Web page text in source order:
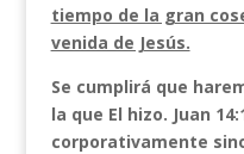
tiempo de la gran
venida de Jesús.
Se cumplirá que
la que El hizo. Juan
corporativamente